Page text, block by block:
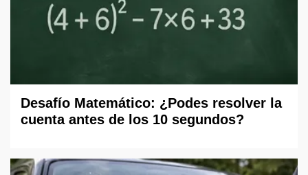
Desafío Matemático: ¿Podes resolver la
cuenta antes de los 10 segundos?